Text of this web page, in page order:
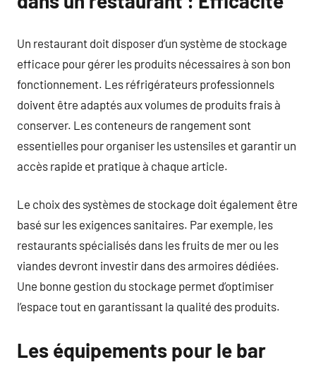
Un restaurant doit disposer d’un système de stockage
efficace pour gérer les produits nécessaires à son bon
fonctionnement. Les réfrigérateurs professionnels
doivent être adaptés aux volumes de produits frais à
conserver. Les conteneurs de rangement sont
essentielles pour organiser les ustensiles et garantir un
accès rapide et pratique à chaque article.
Le choix des systèmes de stockage doit également être
basé sur les exigences sanitaires. Par exemple, les
restaurants spécialisés dans les fruits de mer ou les
viandes devront investir dans des armoires dédiées.
Une bonne gestion du stockage permet d’optimiser
l’espace tout en garantissant la qualité des produits.
Les équipements pour le bar